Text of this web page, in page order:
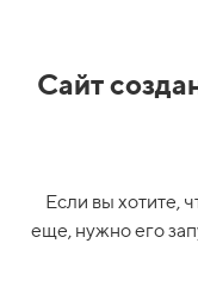
Сайт
Если вы хотите,
еще, нужно его